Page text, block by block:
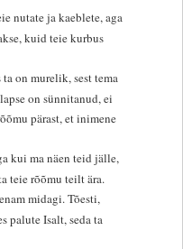
nutate ja kaeblete, aga
kuid teie kurbus
on murelik, sest tema
on sünnitanud, ei
pärast, et inimene
kui ma näen teid jälle,
teie rõõmu teilt ära.
midagi. Tõesti,
palute Isalt, seda ta